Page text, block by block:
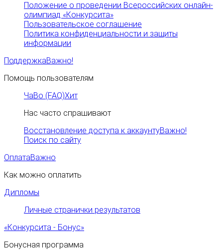
Положение о проведении Всероссийских онлайн-
олимпиад «Конкурсита»
Пользовательское соглашение
Политика конфиденциальности и защиты
информации
ПоддержкаВажно!
Помощь пользователям
ЧаВо (FAQ)Хит
Нас часто спрашивают
Восстановление доступа к аккаунтуВажно!
Поиск по сайту
ОплатаВажно
Как можно оплатить
Дипломы
Личные странички результатов
«Конкурсита - Бонус»
Бонусная программа